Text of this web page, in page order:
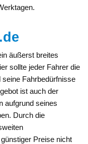
äußerst breites
sollte jeder Fahrer die
Fahrbedürfnisse
ist auch der
aufgrund seines
Durch die
Preise nicht